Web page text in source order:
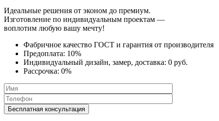
Идеальные решения от эконом до премиум.
Изготовление по индивидуальным проектам —
воплотим любую вашу мечту!
Фабричное качество ГОСТ и гарантия от производителя
Предоплата: 10%
Индивидуальный дизайн, замер, доставка: 0 руб.
Рассрочка: 0%